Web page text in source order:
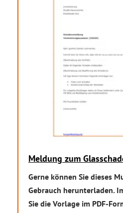
Meldung zum
Gerne können Sie dieses
Gebrauch herunterladen.
Sie die Vorlage im PDF-